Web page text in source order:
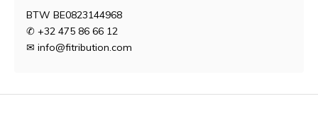
BTW BE0823144968
✆ +32 475 86 66 12
✉ info@fitribution.com